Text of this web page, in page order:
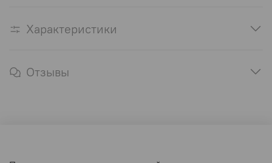
Характеристики
Отзывы